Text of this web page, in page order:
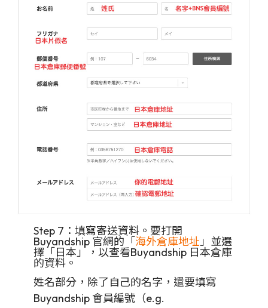
Step 7：填寫寄送資料。要打開
Buyandship 官網的「海外倉庫地址」並選
擇「日本」，以查看Buyandship 日本倉庫
的資料。
姓名部分，除了自己的名字，還要填寫
Buyandship 會員編號（e.g.